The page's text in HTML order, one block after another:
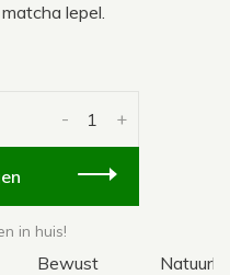
lepel.
+
-
in huis!
Bewust Natuurlijk